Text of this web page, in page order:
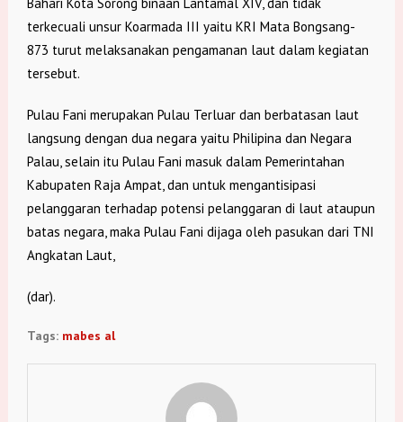
terkecuali unsur Koarmada III yaitu KRI Mata Bongsang-
873 turut melaksanakan pengamanan laut dalam kegiatan
tersebut.
Pulau Fani merupakan Pulau Terluar dan berbatasan laut
langsung dengan dua negara yaitu Philipina dan Negara
Palau, selain itu Pulau Fani masuk dalam Pemerintahan
Kabupaten Raja Ampat, dan untuk mengantisipasi
pelanggaran terhadap potensi pelanggaran di laut ataupun
batas negara, maka Pulau Fani dijaga oleh pasukan dari TNI
Angkatan Laut,
(dar).
Tags: mabes al